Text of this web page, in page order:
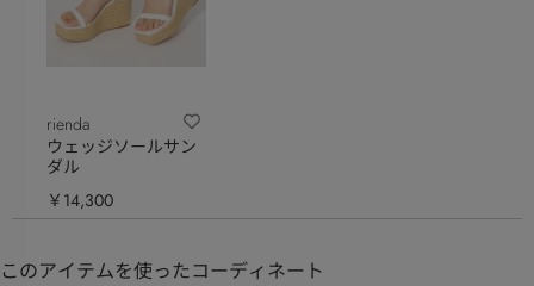
rienda
ウェッジソールサン
ダル
￥14,300
このアイテムを使ったコーディネート